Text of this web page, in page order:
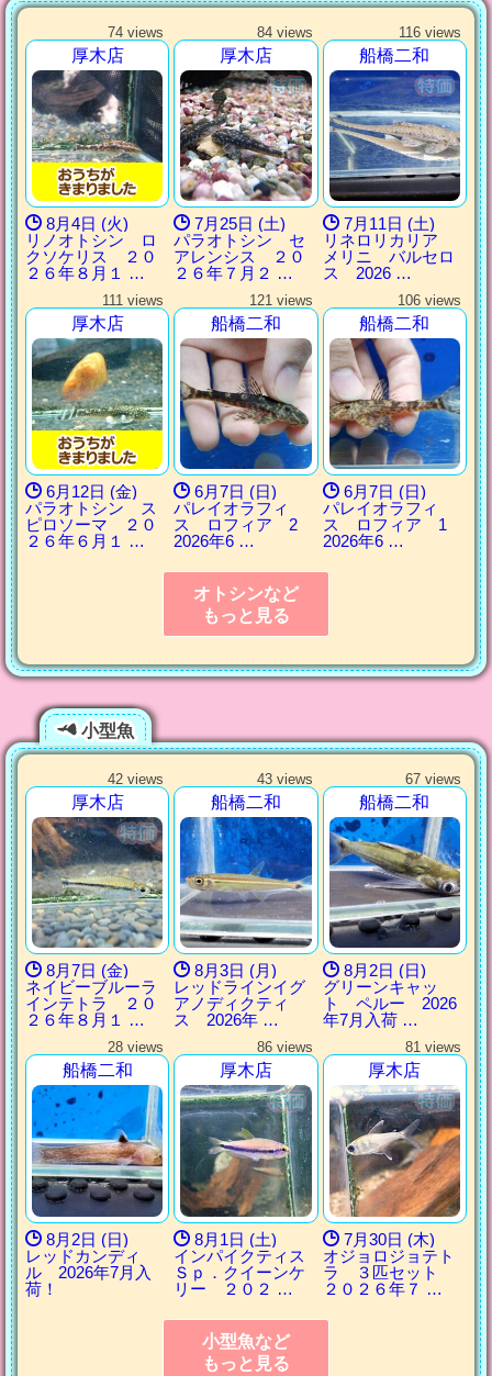
74 views
厚木店
8月4日 (火)
リノオトシン ロ
クソケリス ２０
２６年８月１ …
84 views
厚木店
7月25日 (土)
パラオトシン セ
アレンシス ２０
２６年７月２ …
116 views
船橋二和
7月11日 (土)
リネロリカリア
メリニ バルセロ
ス 2026 …
111 views
厚木店
6月12日 (金)
パラオトシン ス
ピロソーマ ２０
２６年６月１ …
121 views
船橋二和
6月7日 (日)
パレイオラフィ
ス ロフィア 2
2026年6 …
106 views
船橋二和
6月7日 (日)
パレイオラフィ
ス ロフィア 1
2026年6 …
オトシンなど
もっと見る
小型魚
42 views
厚木店
8月7日 (金)
ネイビーブルーラ
インテトラ ２０
２６年８月１ …
43 views
船橋二和
8月3日 (月)
レッドラインイグ
アノディクティ
ス 2026年 …
67 views
船橋二和
8月2日 (日)
グリーンキャッ
ト ペルー 2026
年7月入荷 …
28 views
船橋二和
8月2日 (日)
レッドカンディ
ル 2026年7月入
荷！
86 views
厚木店
8月1日 (土)
インパイクティス
Ｓｐ．クイーンケ
リー ２０２ …
81 views
厚木店
7月30日 (木)
オジョロジョテト
ラ ３匹セット
２０２６年７ …
小型魚など
もっと見る